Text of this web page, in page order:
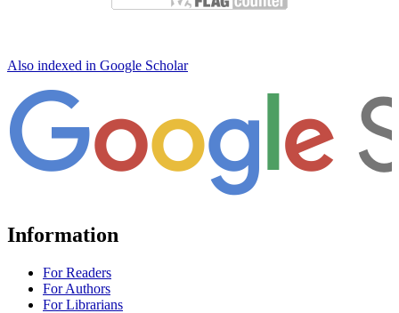
Also indexed in Google Scholar
Information
For Readers
For Authors
For Librarians